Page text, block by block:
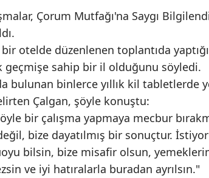
Bitlis
Burdur
Çankırı
Çorum
Çorum Mutfağı'na Saygı
otelde düzenlenen toplantıda yaptığı
geçmişe sahip bir il olduğunu söyledi.
bulunan binlerce yıllık kil tabletlerde
Çalgan, şöyle konuştu:
bir çalışma yapmaya mecbur
bize dayatılmış bir sonuçtur.
bilsin, bize misafir olsun,
ve iyi hatıralarla buradan ayrılsın."